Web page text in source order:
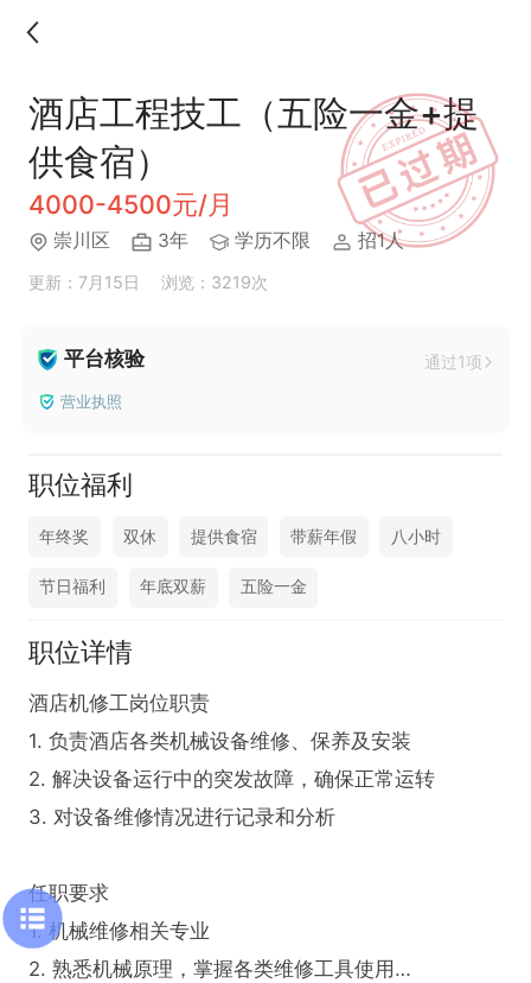
酒店工程技工（五险一金+提
供食宿）
4000-4500元/月
崇川区 3年 学历不限 招1人
更新：7月15日 浏览：3219次
平台核验 通过1项
营业执照
职位福利
年终奖 双休 提供食宿 带薪年假 八小时
节日福利 年底双薪 五险一金
职位详情
酒店机修工岗位职责
1. 负责酒店各类机械设备维修、保养及安装
2. 解决设备运行中的突发故障，确保正常运转
3. 对设备维修情况进行记录和分析
任职要求
1. 机械维修相关专业
2. 熟悉机械原理，掌握各类维修工具使用